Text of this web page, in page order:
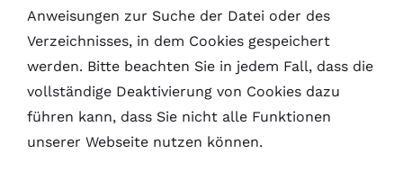
Anweisungen zur Suche der Datei oder des
Verzeichnisses, in dem Cookies gespeichert
werden. Bitte beachten Sie in jedem Fall, dass die
vollständige Deaktivierung von Cookies dazu
führen kann, dass Sie nicht alle Funktionen
unserer Webseite nutzen können.